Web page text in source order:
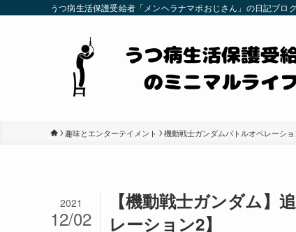
うつ病生活保護受給者「メンヘラナマポおじさん」の日記ブログ
趣味とエンターテイメント 機動戦士ガンダムバトルオペレーシ
【機動戦士ガンダム】
レーション2】
2021
12/02